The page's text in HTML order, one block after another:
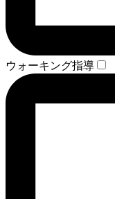
ウォーキング指導